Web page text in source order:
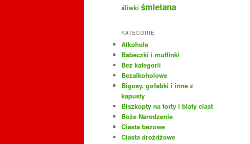
śliwki śmietana
KATEGORIE
Alkohole
Babeczki i muffinki
Bez kategorii
Bezalkoholowe
Bigosy, gołabki i inne z
kapusty
Biszkopty na torty i blaty ciast
Boże Narodzenie
Ciasta bezowe
Ciasta drożdżowe